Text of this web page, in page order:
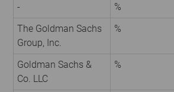
- %
The Goldman Sachs
Group, Inc.
%
Goldman Sachs &
Co. LLC
%